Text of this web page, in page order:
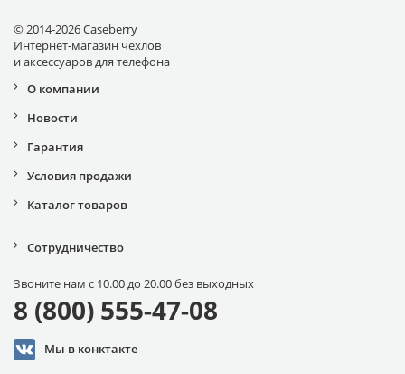
© 2014-2026 Caseberry
Интернет-магазин чехлов
и аксессуаров для телефона
О компании
Новости
Гарантия
Условия продажи
Каталог товаров
Сотрудничество
Звоните нам с 10.00 до 20.00 без выходных
8 (800) 555-47-08
Мы в конктакте